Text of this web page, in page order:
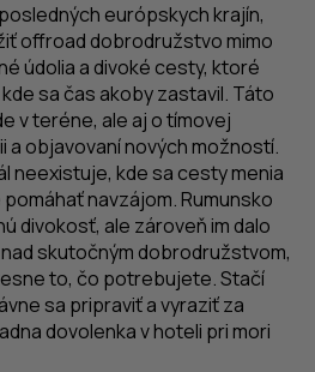
európskych krajín,
offroad dobrodružstvo mimo
údolia a divoké cesty, ktoré
sa čas akoby zastavil. Táto
v teréne, ale aj o tímovej
a objavovaní nových možností.
neexistuje, kde sa cesty menia
navzájom. Rumunsko
divokosť, ale zároveň im dalo
skutočným dobrodružstvom,
to, čo potrebujete. Stačí
sa pripraviť a vyraziť za
dovolenka v hoteli pri mori